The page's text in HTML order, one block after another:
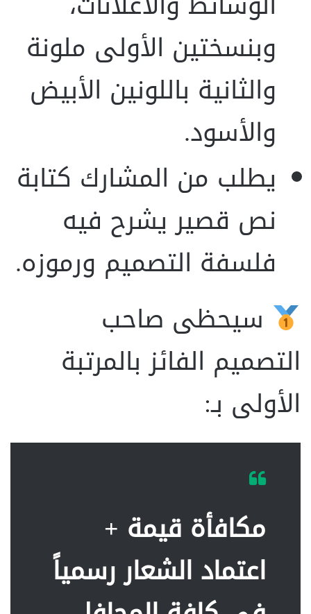
وبنسختين الأولى ملونة
والثانية باللونين الأبيض
والأسود.
يطلب من المشارك كتابة
نص قصير يشرح فيه
فلسفة التصميم ورموزه.
سيحظى صاحب
التصميم الفائز بالمرتبة
الأولى بـ:
مكافأة قيمة +
اعتماد الشعار رسمياً